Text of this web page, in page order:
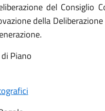
del
della
Piano